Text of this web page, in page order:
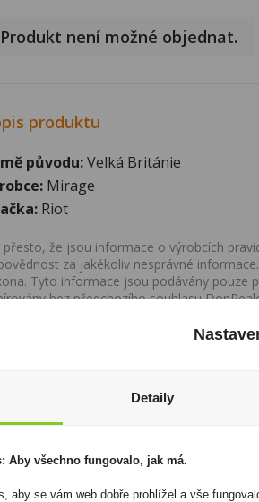
Produkt není možné objednat.
produktu
původu:Velká Británie
Mirage
Riot
přesto, že jsou informace o výrobcích
za jakékoliv nesprávné
Tyto informace jsou podávány pouze
bez předchozího souhlasu
Detaily
Aby všechno fungovalo, jak má.
aby se vám web dobře prohlížel a vše